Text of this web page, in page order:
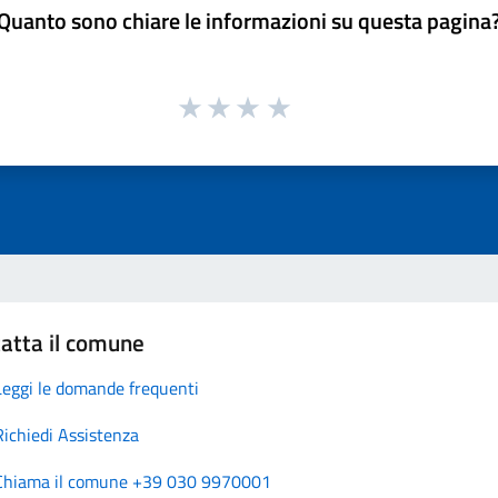
sono chiare le informazioni su questa
il comune
le domande frequenti
Assistenza
il comune +39 030 9970001